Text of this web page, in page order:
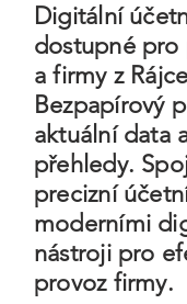
Digitální
dostupné
a firmy z
Bezpapírový
aktuální data
přehledy.
precizní
moderními
nástroji pro
provoz firmy.